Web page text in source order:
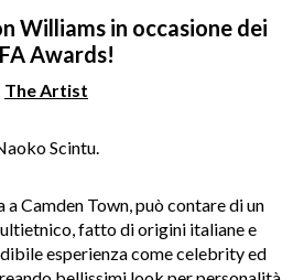
Williams in occasione dei
Awards!
The Artist
Scintu.
Camden Town, può contare di un
fatto di origini italiane e
esperienza come celebrity ed